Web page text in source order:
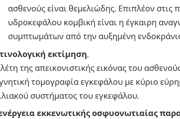
ασθενούς είναι θεμελιώδης. Επιπλέον στις
υδροκεφάλου κομβική είναι η έγκαιρη
συμπτωμάτων από την αυξημένη
εκτίμηση,
της απεικονιστικής εικόνας του
τομογραφία εγκεφάλου με κύριο
συστήματος του εγκεφάλου.
εκκενωτικής οσφυονωτιαίας